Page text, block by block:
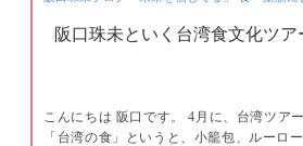
阪口珠未といく台湾食文化ツ
こんにちは 阪口です。 4月に、台湾ツア
「台湾の食」というと、小籠包、ルーロ